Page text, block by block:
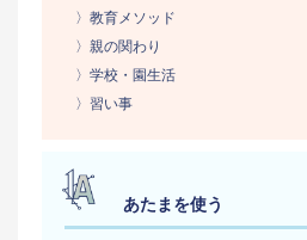
〉教育メソッド
〉親の関わり
〉学校・園生活
〉習い事
あたまを使う